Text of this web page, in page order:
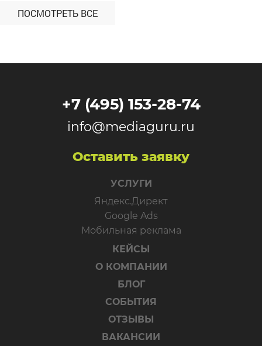
ПОСМОТРЕТЬ ВСЕ
+7 (495) 153-28-74
info@mediaguru.ru
Оставить заявку
УСЛУГИ
Яндекс.Директ
Google Ads
Мобильная реклама
КЕЙСЫ
О КОМПАНИИ
БЛОГ
СОБЫТИЯ
ОТЗЫВЫ
ВАКАНСИИ